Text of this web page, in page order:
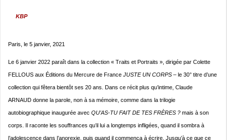
KBP
Paris, le 5 janvier, 2021
Le 6 janvier 2022 paraît dans la collection « Traits et Portraits », dirigée par Colette
FELLOUS aux Éditions du Mercure de France JUSTE UN CORPS – le 30° titre d’une
collection qui fêtera bientôt ses 20 ans. Dans ce récit plus qu’intime, Claude
ARNAUD donne la parole, non à sa mémoire, comme dans la trilogie
autobiographique inaugurée avec QU’AS-TU FAIT DE TES FRÈRES ? mais à son
corps. Il raconte les souffrances qu’il lui a longtemps infligées, quand il sombra à
l’adolescence dans l’anorexie, puis quand il commença à écrire. Jusqu’à ce que ce